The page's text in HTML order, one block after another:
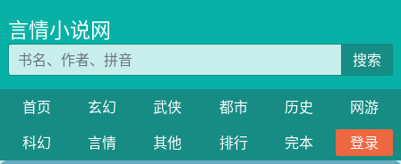
言情小说网
搜索
首页 玄幻 武侠 都市 历史
网游
科幻
言情 其他 排行 完本
登录